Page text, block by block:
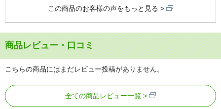
この商品のお客様の声をもっと見る
商品レビュー・口コミ
こちらの商品にはまだレビュー投稿がありません。
全ての商品レビュー一覧